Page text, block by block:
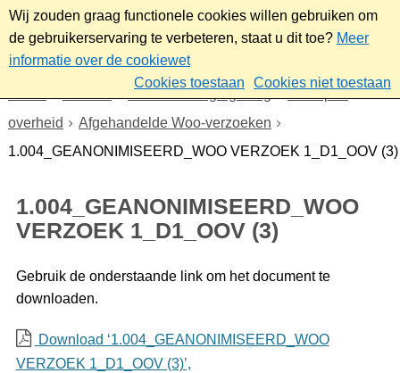
Wij zouden graag functionele cookies willen gebruiken om
de gebruikerservaring te verbeteren, staat u dit toe? Meer
informatie over de cookiewet
Cookies toestaan
Cookies niet toestaan
Beleid- en regelgeving
Wet open
overheid
Afgehandelde Woo-verzoeken
1.004_GEANONIMISEERD_WOO VERZOEK 1_D1_OOV (3)
1.004_GEANONIMISEERD_WOO
VERZOEK 1_D1_OOV (3)
Gebruik de onderstaande link om het document te
downloaden.
Download ‘1.004_GEANONIMISEERD_WOO
VERZOEK 1_D1_OOV (3)’,